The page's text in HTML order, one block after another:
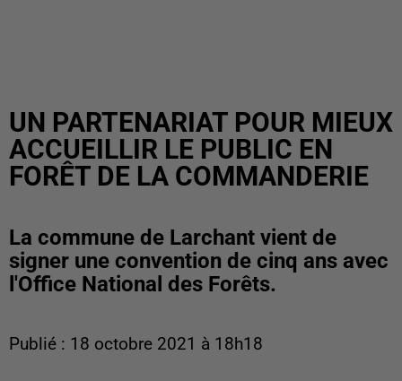
UN PARTENARIAT POUR MIEUX
ACCUEILLIR LE PUBLIC EN
FORÊT DE LA COMMANDERIE
La commune de Larchant vient de
signer une convention de cinq ans avec
l'Office National des Forêts.
Publié : 18 octobre 2021 à 18h18